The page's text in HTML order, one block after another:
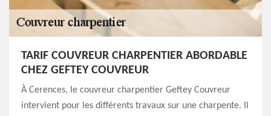
TARIF COUVREUR CHARPENTIER ABORDABLE
CHEZ GEFTEY COUVREUR
À Cerences, le couvreur charpentier Geftey Couvreur
intervient pour les différents travaux sur une charpente. Il